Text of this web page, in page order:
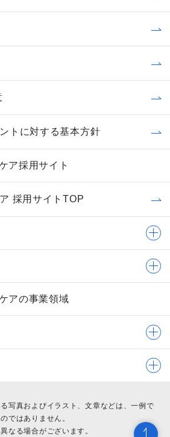
トに対する基本方針
ア採用サイト
採用サイトTOP
アの事業領域
写真およびイラスト、文章などは、一例で
ではありません。
なる場合がございます。